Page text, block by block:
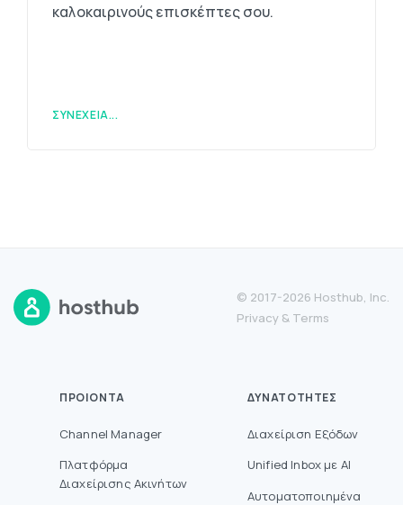
καλοκαιρινούς επισκέπτες σου.
ΣΥΝΈΧΕΙΑ...
© 2017-2026 Hosthub, Inc.
Privacy & Terms
ΠΡΟΙΌΝΤΑ
Channel Manager
Πλατφόρμα
Διαχείρισης Ακινήτων
ΔΥΝΑΤΌΤΗΤΕΣ
Διαχείριση Εξόδων
Unified Inbox με AI
Αυτοματοποιημένα